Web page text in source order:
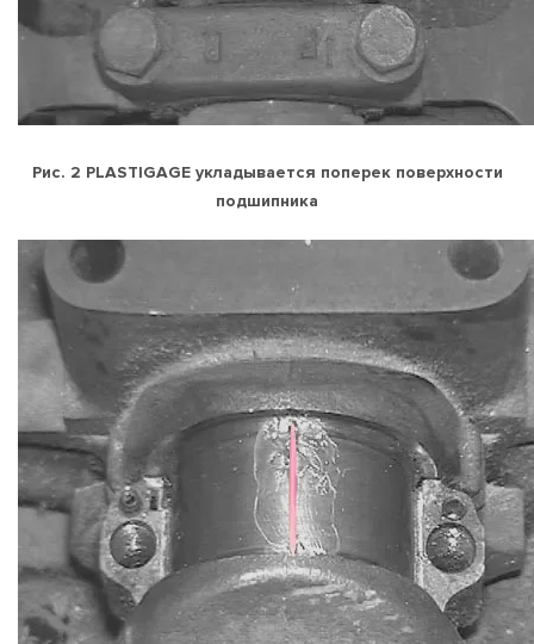
Рис. 2 PLASTIGAGE укладывается поперек поверхности
подшипника